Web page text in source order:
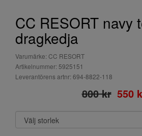
CC RESORT navy
dragkedja
Varumärke: CC RESORT
Artikelnummer: 5925151
Leverantörens artnr: 694-8822-118
800 kr 550